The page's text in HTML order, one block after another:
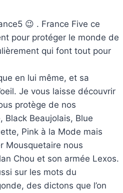
😉 . France Five ce
pour protéger le monde de
qui font tout pour
en lui même, et sa
Je vous laisse découvrir
protège de nos
Black Beaujolais, Blue
Pink à la Mode mais
Mousquetaire nous
Chou et son armée Lexos.
sur les mots du
des dictons que l’on